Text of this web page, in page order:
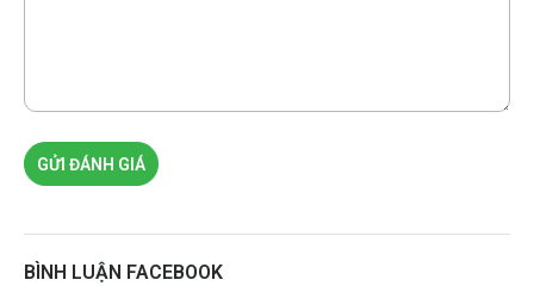
GỬI ĐÁNH GIÁ
BÌNH LUẬN FACEBOOK